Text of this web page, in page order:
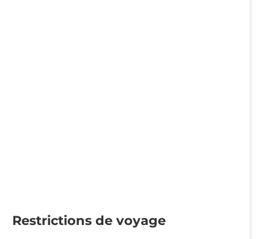
Restrictions de voyage